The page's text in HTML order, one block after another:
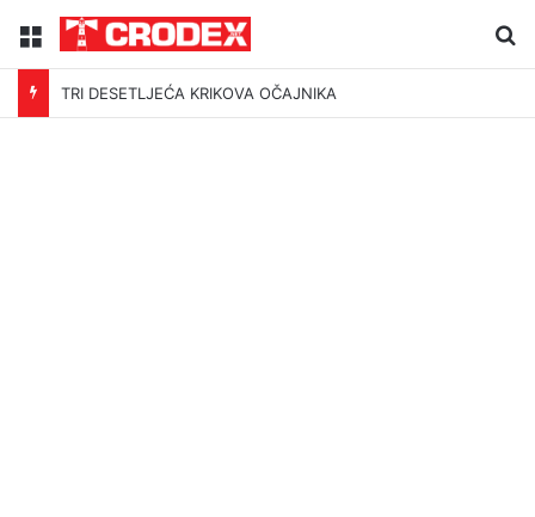
Menu
TRI DESETLJEĆA KRIKOVA OČAJNIKA